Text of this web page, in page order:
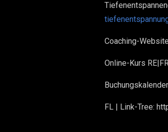
Coaching-
Online-Kurs
FL | Link-Tree: